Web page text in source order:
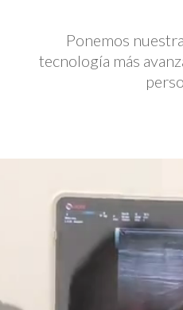
Ponemos
tecnología más